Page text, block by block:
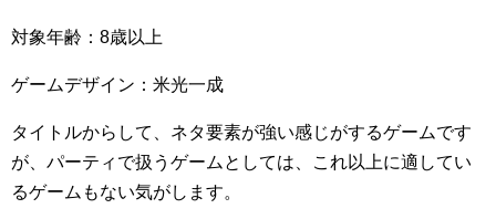
対象年齢：8歳以上
ゲームデザイン：米光一成
タイトルからして、ネタ要素が強い感じがするゲームです
が、パーティで扱うゲームとしては、これ以上に適してい
るゲームもない気がします。